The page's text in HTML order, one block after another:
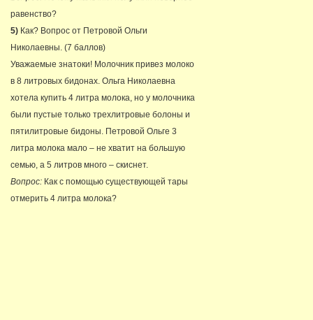
равенство?
5) Как? Вопрос от Петровой Ольги
Николаевны. (7 баллов)
Уважаемые знатоки! Молочник привез молоко
в 8 литровых бидонах. Ольга Николаевна
хотела купить 4 литра молока, но у молочника
были пустые только трехлитровые болоны и
пятилитровые бидоны. Петровой Ольге 3
литра молока мало – не хватит на большую
семью, а 5 литров много – скиснет.
Вопрос: Как с помощью существующей тары
отмерить 4 литра молока?